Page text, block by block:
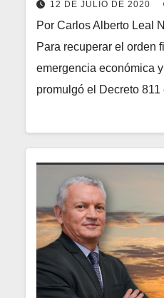
12 DE JULIO DE 2020
Por Carlos Alberto Leal
Para recuperar el orden
emergencia económica
promulgó el Decreto